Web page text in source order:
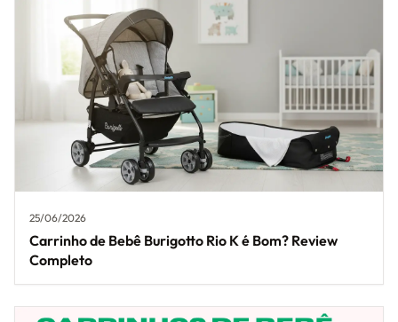
25/06/2026
Carrinho de Bebê Burigotto Rio K é Bom? Review
Completo